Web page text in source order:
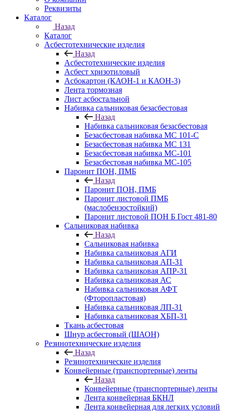
Реквизиты
Каталог
Назад
Каталог
Асбестотехнические изделия
Назад
Асбестотехнические изделия
Асбест хризотиловый
Асбокартон (КАОН-1 и КАОН-3)
Лента тормозная
Лист асбостальной
Набивка сальниковая безасбестовая
Назад
Набивка сальниковая безасбестовая
Безасбестовая набивка МС 101-С
Безасбестовая набивка МС 131
Безасбестовая набивка МС-101
Безасбестовая набивка МС-105
Паронит ПОН, ПМБ
Назад
Паронит ПОН, ПМБ
Паронит листовой ПМБ
(маслобензостойкий)
Паронит листовой ПОН Б Гост 481-80
Сальниковая набивка
Назад
Сальниковая набивка
Набивка сальниковая АГИ
Набивка сальниковая АП-31
Набивка сальниковая АПР-31
Набивка сальниковая АС
Набивка сальниковая АФТ
(Фторопластовая)
Набивка сальниковая ЛП-31
Набивка сальниковая ХБП-31
Ткань асбестовая
Шнур асбестовый (ШАОН)
Резинотехнические изделия
Назад
Резинотехнические изделия
Конвейерные (транспортерные) ленты
Назад
Конвейерные (транспортерные) ленты
Лента конвейерная БКНЛ
Лента конвейерная для легких условий